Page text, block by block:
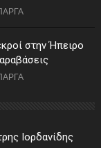
στην Ήπειρο
Ιορδανίδης